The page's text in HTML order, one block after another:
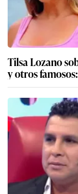
Tilsa Lozano
y otros